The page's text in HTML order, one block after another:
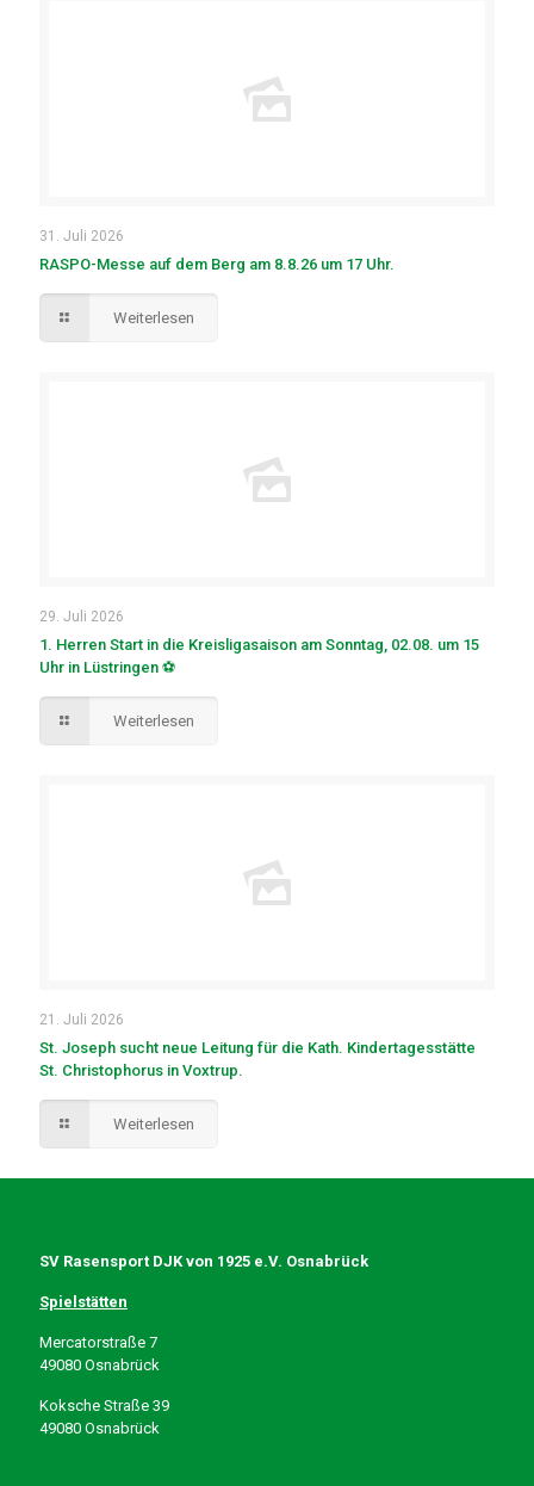
31. Juli 2026
RASPO-Messe auf dem Berg am 8.8.26 um 17 Uhr.
Weiterlesen
29. Juli 2026
1. Herren Start in die Kreisligasaison am Sonntag, 02.08. um 15
Uhr in Lüstringen ⚽
Weiterlesen
21. Juli 2026
St. Joseph sucht neue Leitung für die Kath. Kindertagesstätte
St. Christophorus in Voxtrup.
Weiterlesen
SV Rasensport DJK von 1925 e.V. Osnabrück
Spielstätten
Mercatorstraße 7
49080 Osnabrück
Koksche Straße 39
49080 Osnabrück